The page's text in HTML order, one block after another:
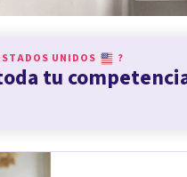
UNIDOS ?
tu